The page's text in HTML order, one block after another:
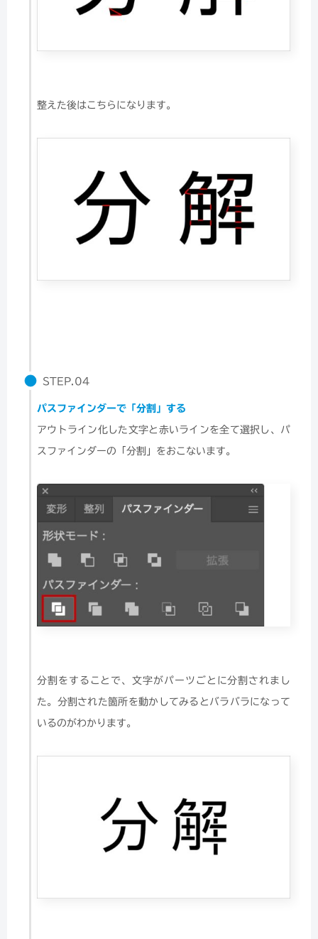
整えた後はこちらになります。
STEP.04
パスファインダーで「分割」する
アウトライン化した文字と赤いラインを全て選択し、パ
スファインダーの「分割」をおこないます。
分割をすることで、文字がパーツごとに分割されまし
た。分割された箇所を動かしてみるとバラバラになって
いるのがわかります。